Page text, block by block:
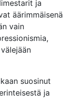
ja
äärimmäisenä
vain
suosinut
ja